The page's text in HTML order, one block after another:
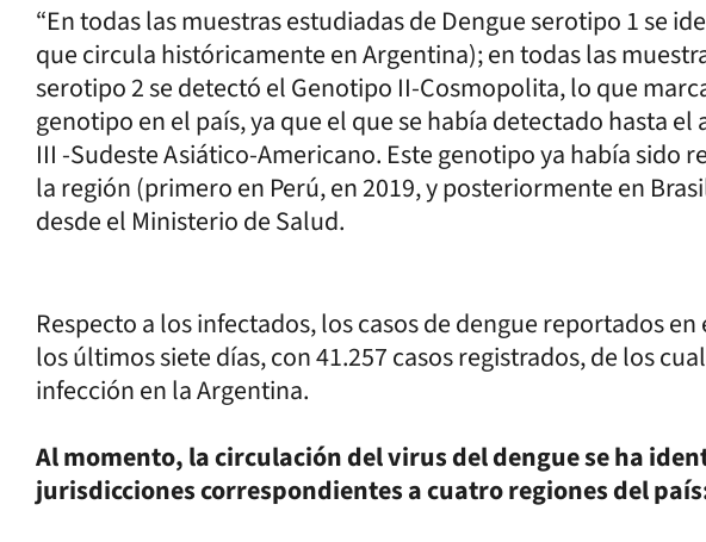
“En todas las muestras estudiadas de Dengue serotipo 1 se
que circula históricamente en Argentina); en todas las
serotipo 2 se detectó el Genotipo II-Cosmopolita, lo que
genotipo en el país, ya que el que se había detectado hasta el
III -Sudeste Asiático-Americano. Este genotipo ya había sido
la región (primero en Perú, en 2019, y posteriormente en
desde el Ministerio de Salud.
Respecto a los infectados, los casos de dengue reportados
los últimos siete días, con 41.257 casos registrados, de los
infección en la Argentina.
Al momento, la circulación del virus del dengue se ha
jurisdicciones correspondientes a cuatro regiones del